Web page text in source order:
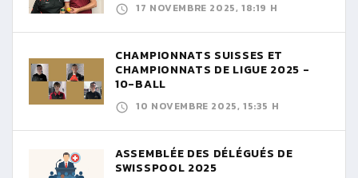
17 NOVEMBRE 2025, 18:19 H
CHAMPIONNATS SUISSES ET
CHAMPIONNATS DE LIGUE 2025 -
10-BALL
10 NOVEMBRE 2025, 15:35 H
ASSEMBLÉE DES DÉLÉGUÉS DE
SWISSPOOL 2025